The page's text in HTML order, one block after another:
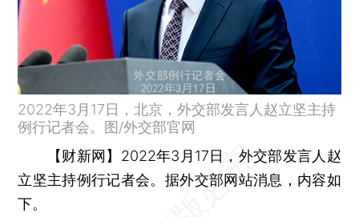
2022年3月17日，北京，外交部发言人赵立坚主持
例行记者会。图/外交部官网
【财新网】 2022年3月17日，外交部发言人赵
立坚主持例行记者会。据外交部网站消息，内容如
下。